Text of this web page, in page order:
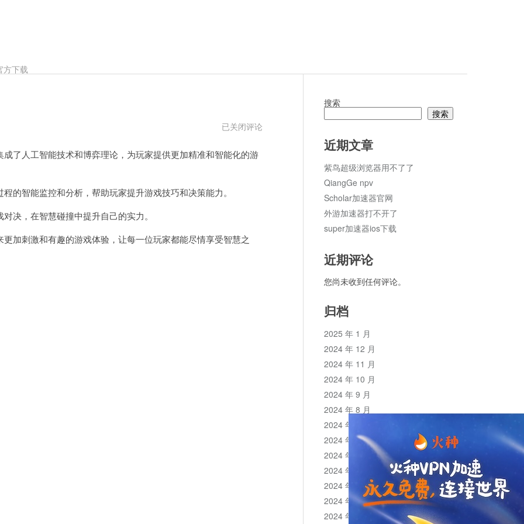
方下载
扑
vps
已关闭评论
人工智能技术和博弈理论，为玩家提供更加精准和智能化的游
智能监控和分析，帮助玩家提升游戏技巧和决策能力。
，在智慧碰撞中提升自己的实力。
刺激和有趣的游戏体验，让每一位玩家都能尽情享受智慧之
搜索
搜索
近期文章
紫鸟超级浏览器用不了了
QiangGe npv
Scholar加速器官网
外游加速器打不开了
super加速器ios下载
近期评论
您尚未收到任何评论。
归档
2025 年 1 月
2024 年 12 月
2024 年 11 月
2024 年 10 月
2024 年 9 月
2024 年 8 月
2024 年 7 月
2024 年 6 月
2024 年 5 月
2024 年 4 月
2024 年 3 月
2024 年 2 月
2024 年 1 月